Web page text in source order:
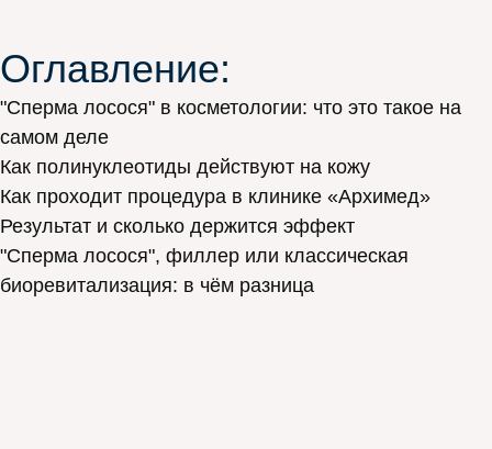
Оглавление:
"Сперма лосося" в косметологии: что это такое на
самом деле
Как полинуклеотиды действуют на кожу
Как проходит процедура в клинике «Архимед»
Результат и сколько держится эффект
"Сперма лосося", филлер или классическая
биоревитализация: в чём разница